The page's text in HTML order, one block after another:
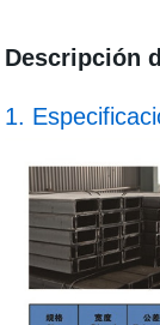
Descripción
1.